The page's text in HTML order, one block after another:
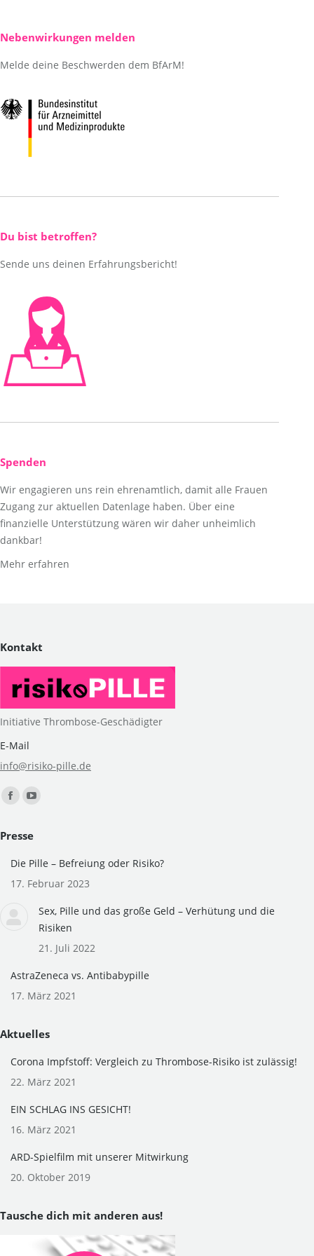
Nebenwirkungen melden
Melde deine Beschwerden dem BfArM!
Du bist betroffen?
Sende uns deinen Erfahrungsbericht!
Spenden
Wir engagieren uns rein ehrenamtlich, damit alle Frauen
Zugang zur aktuellen Datenlage haben. Über eine
finanzielle Unterstützung wären wir daher unheimlich
dankbar!
Mehr erfahren
Kontakt
Initiative Thrombose-Geschädigter
E-Mail
info@risiko-pille.de
Finden Sie uns auf:
Facebook
opens
in
YouTube
opens
in
Presse
Die Pille – Befreiung oder Risiko?
17. Februar 2023
Sex, Pille und das große Geld – Verhütung und die
Risiken
21. Juli 2022
AstraZeneca vs. Antibabypille
17. März 2021
Aktuelles
Corona Impfstoff: Vergleich zu Thrombose-Risiko ist zulässig!
22. März 2021
EIN SCHLAG INS GESICHT!
16. März 2021
ARD-Spielfilm mit unserer Mitwirkung
20. Oktober 2019
Tausche dich mit anderen aus!